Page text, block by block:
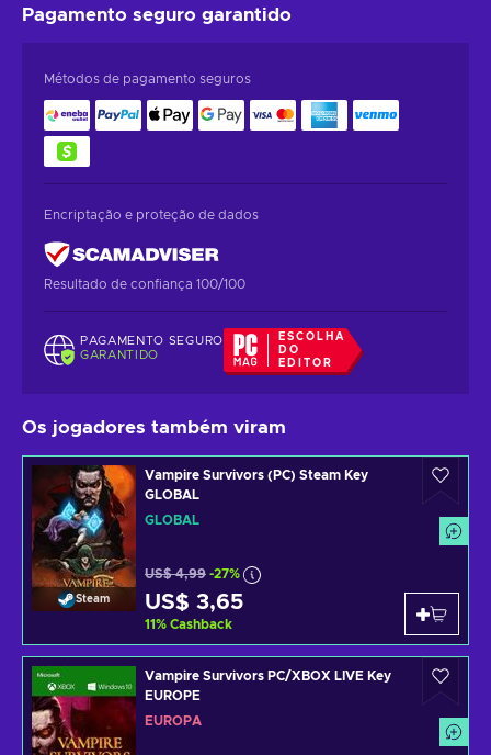
Pagamento seguro garantido
Métodos de pagamento seguros
Encriptação e proteção de dados
Resultado de confiança 100/100
PAGAMENTO SEGURO
GARANTIDO
ESCOLHA
DO
EDITOR
Os jogadores também viram
Steam
Vampire Survivors (PC) Steam Key
GLOBAL
GLOBAL
US$ 4,99 -27%
US$ 3,65
11% Cashback
Vampire Survivors PC/XBOX LIVE Key
EUROPE
EUROPA